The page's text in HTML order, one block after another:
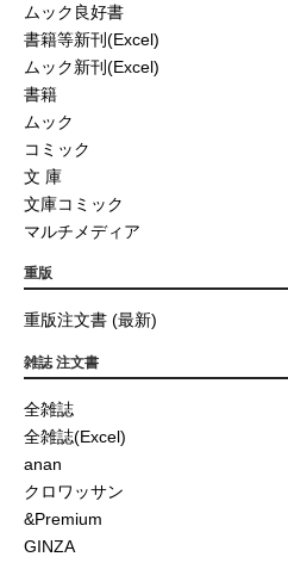
ムック良好書
書籍等新刊(Excel)
ムック新刊(Excel)
書籍
ムック
コミック
文 庫
文庫コミック
マルチメディア
重版
重版注文書 (最新)
雑誌 注文書
全雑誌
全雑誌(Excel)
anan
クロワッサン
&Premium
GINZA